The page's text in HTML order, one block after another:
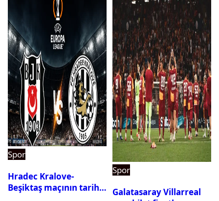
Spor
Hradec Kralove-
Beşiktaş maçının tarihi
Spor
Galatasaray Villarreal